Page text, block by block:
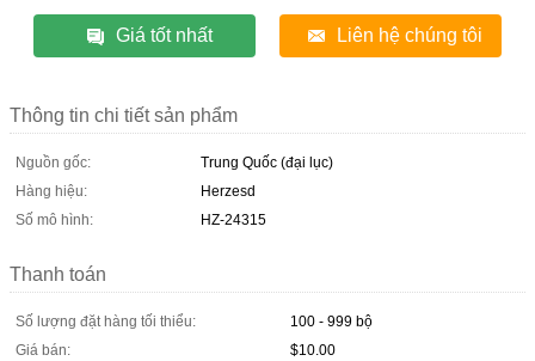
Giá tốt nhất Liên hệ chúng tôi
Thông tin chi tiết sản phẩm
Nguồn gốc:
Trung Quốc (đại lục)
Hàng hiệu:
Herzesd
Số mô hình:
HZ-24315
Thanh toán
Số lượng đặt hàng tối thiểu:
100 - 999 bộ
Giá bán:
$10.00